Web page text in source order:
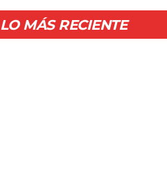
LO MÁS RECIENTE